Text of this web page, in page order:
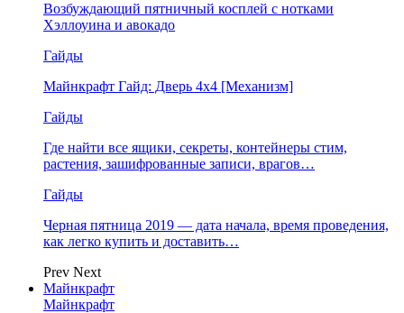
Возбуждающий пятничный косплей с нотками
Хэллоуина и авокадо
Гайды
Майнкрафт Гайд: Дверь 4х4 [Механизм]
Гайды
Где найти все ящики, секреты, контейнеры стим,
растения, зашифрованные записи, врагов…
Гайды
Черная пятница 2019 — дата начала, время проведения,
как легко купить и доставить…
Prev Next
Майнкрафт
Майнкрафт